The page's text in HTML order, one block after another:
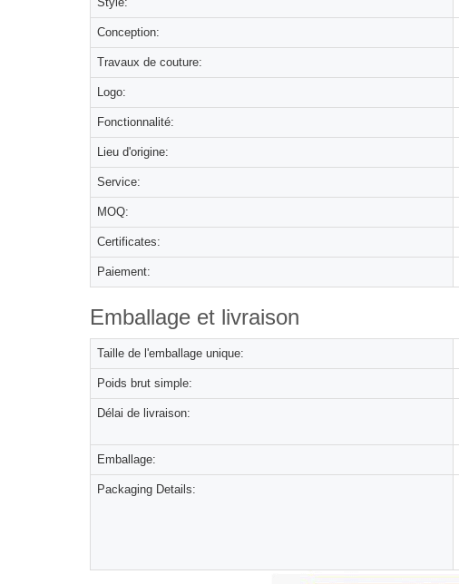
Conception:
Travaux de couture:
Logo:
Fonctionnalité:
Lieu d'origine:
Service:
MOQ:
Certificates:
Paiement:
Emballage et livraison
Taille de l'emballage unique:
Poids brut simple:
Délai de livraison:
Emballage:
Packaging Details: